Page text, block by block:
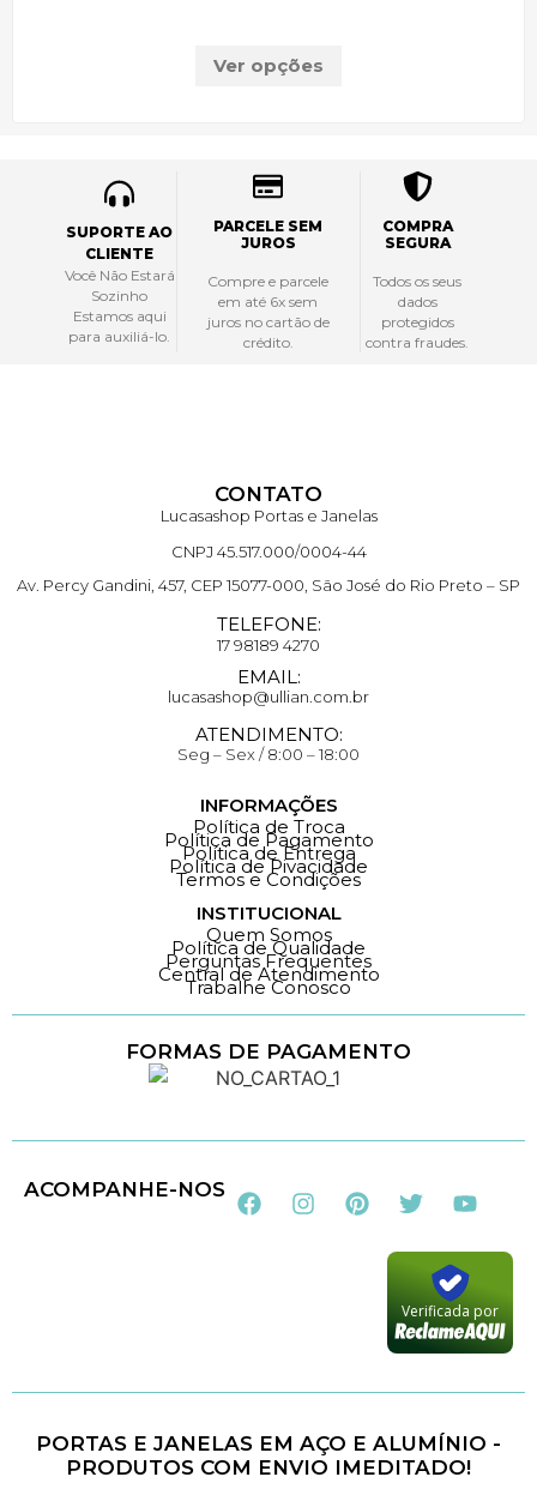
Ver opções
SUPORTE AO
CLIENTE
Você Não Estará
Sozinho
Estamos aqui
para auxiliá-lo.
PARCELE SEM
JUROS
Compre e parcele
em até 6x sem
juros no cartão de
crédito.
COMPRA
SEGURA
Todos os seus
dados
protegidos
contra fraudes.
CONTATO
Lucasashop Portas e Janelas
CNPJ 45.517.000/0004-44
Av. Percy Gandini, 457, CEP 15077-000, São José do Rio Preto – SP
TELEFONE:
17 98189 4270
EMAIL:
lucasashop@ullian.com.br
ATENDIMENTO:
Seg – Sex / 8:00 – 18:00
INFORMAÇÕES
Política de Troca
Política de Pagamento
Política de Entrega
Política de Pivacidade
Termos e Condições
INSTITUCIONAL
Quem Somos
Política de Qualidade
Perguntas Frequentes
Central de Atendimento
Trabalhe Conosco
FORMAS DE PAGAMENTO
ACOMPANHE-NOS
Verificada por
PORTAS E JANELAS EM AÇO E ALUMÍNIO -
PRODUTOS COM ENVIO IMEDITADO!